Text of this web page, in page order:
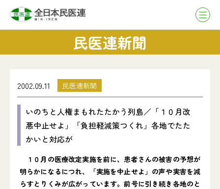
民医連新聞
2002.09.11 民医連新聞
いのちと人権まもれたたかう列島／「１０月改
悪中止せよ」「負担軽減策つくれ」各地でたた
かいと対応が
１０月の医療改定実施を前に、患者さんの被害の予想が
明らかになるにつれ、「実施を中止せよ」の声や実害を減
らすとりくみが広がっています。前号に引き続き各地のと